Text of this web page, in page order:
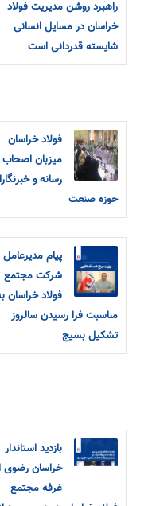
راهبرد روشن مدیریت فولاد
خراسان در مسایل انسانی
شایسته قدردانی است
فولاد خراسان
میزبان اصحاب
رسانه و
حوزه صنعت
پیام مدیرعامل
شرکت مجتمع
فولاد خراسان
مناسبت فرا رسیدن سالروز
تشکیل بسیج
بازدید استاندار
خراسان رضوی
غرفه مجتمع